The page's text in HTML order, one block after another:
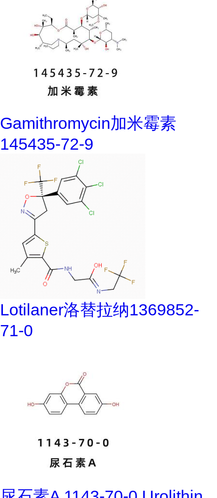
Gamithromycin加米霉素
145435-72-9
Lotilaner洛替拉纳1369852-
71-0